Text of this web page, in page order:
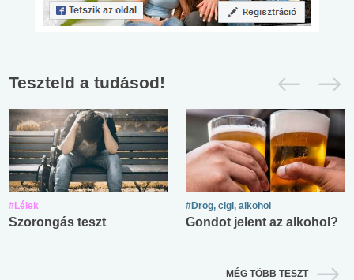
Teszteld a tudásod!
#Lélek
Szorongás teszt
#Drog, cigi, alkohol
Gondot jelent az alkohol?
MÉG TÖBB TESZT